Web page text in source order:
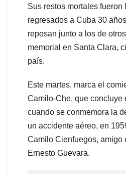
Sus restos mortales fueron
regresados a Cuba 30
reposan junto a los de
memorial en Santa Clara,
país.
Este martes, marca el
Camilo-Che, que concluye
cuando se conmemora la
un accidente aéreo, en
Camilo Cienfuegos, amigo
Ernesto Guevara.